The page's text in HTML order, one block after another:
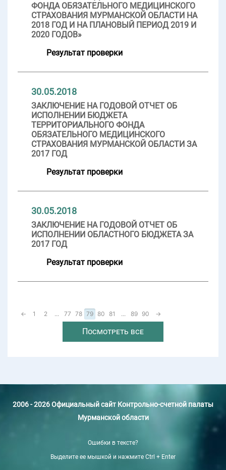
ФОНДА ОБЯЗАТЕЛЬНОГО МЕДИЦИНСКОГО
СТРАХОВАНИЯ МУРМАНСКОЙ ОБЛАСТИ НА
2018 ГОД И НА ПЛАНОВЫЙ ПЕРИОД 2019 И
2020 ГОДОВ»
Результат проверки
30.05.2018
ЗАКЛЮЧЕНИЕ НА ГОДОВОЙ ОТЧЕТ ОБ
ИСПОЛНЕНИИ БЮДЖЕТА
ТЕРРИТОРИАЛЬНОГО ФОНДА
ОБЯЗАТЕЛЬНОГО МЕДИЦИНСКОГО
СТРАХОВАНИЯ МУРМАНСКОЙ ОБЛАСТИ ЗА
2017 ГОД
Результат проверки
30.05.2018
ЗАКЛЮЧЕНИЕ НА ГОДОВОЙ ОТЧЕТ ОБ
ИСПОЛНЕНИИ ОБЛАСТНОГО БЮДЖЕТА ЗА
2017 ГОД
Результат проверки
← 1 2 ... 77 78 79 80 81 ... 89 90 →
Посмотреть все
2006 - 2026 Официальный сайт Контрольно-счетной палаты
Мурманской области
Ошибки в тексте?
Выделите ее мышкой и нажмите Ctrl + Enter